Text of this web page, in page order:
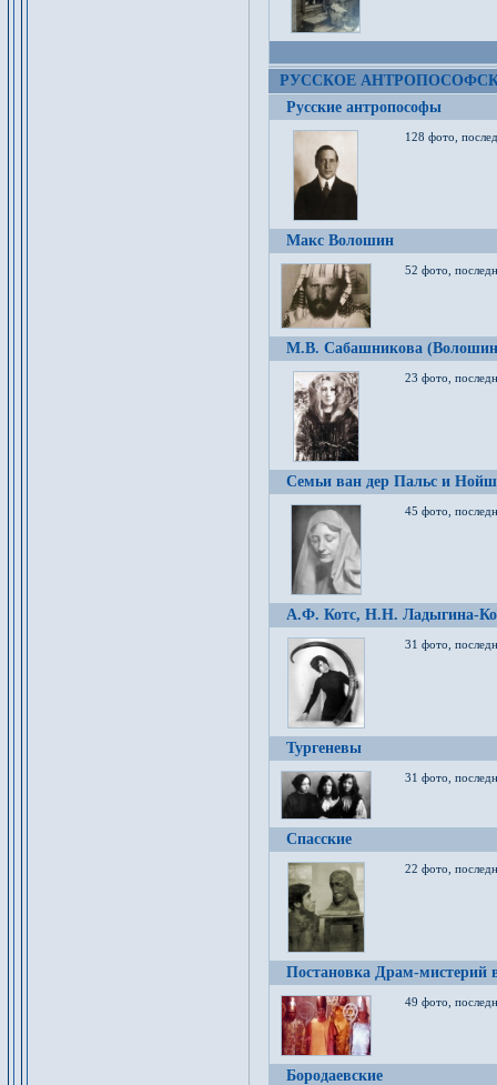
РУССКОЕ
Русские антропософы
128 фото,
Макс Волошин
52 фото,
М.В. Сабашникова
23 фото,
Семьи ван дер Пальс и
45 фото,
А.Ф. Котс, Н.Н. Ладыгина-
31 фото,
Тургеневы
31 фото,
Спасские
22 фото,
Постановка Драм-мистерий
49 фото,
Бородаевские